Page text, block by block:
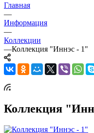
Главная
—
Информация
—
Коллекции
—Коллекция "Иннэс - 1"
Коллекция